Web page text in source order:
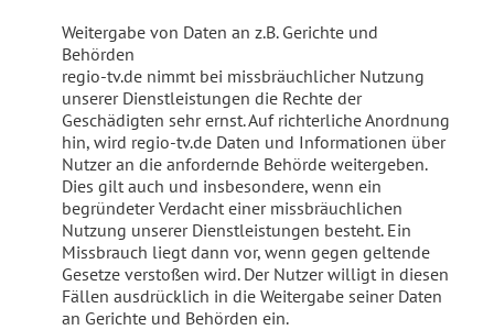
Weitergabe von Daten an z.B. Gerichte und
Behörden
regio-tv.de nimmt bei missbräuchlicher Nutzung
unserer Dienstleistungen die Rechte der
Geschädigten sehr ernst. Auf richterliche Anordnung
hin, wird regio-tv.de Daten und Informationen über
Nutzer an die anfordernde Behörde weitergeben.
Dies gilt auch und insbesondere, wenn ein
begründeter Verdacht einer missbräuchlichen
Nutzung unserer Dienstleistungen besteht. Ein
Missbrauch liegt dann vor, wenn gegen geltende
Gesetze verstoßen wird. Der Nutzer willigt in diesen
Fällen ausdrücklich in die Weitergabe seiner Daten
an Gerichte und Behörden ein.